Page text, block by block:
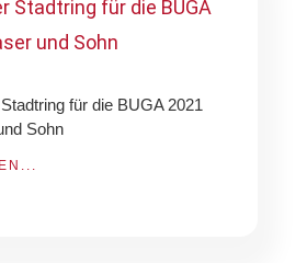
für die BUGA 2021
Sohn